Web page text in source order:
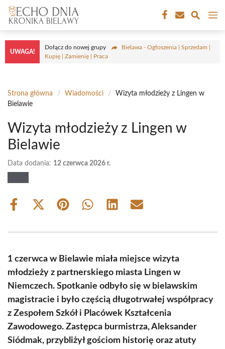
Przejdź
treści
UWAGA!
Dołącz do nowej grupy
Bielawa - Ogłoszenia | Sprzedam |
Kupię | Zamienię | Praca
Strona główna / Wiadomości /
Wizyta młodzieży z Lingen w
Bielawie
Wizyta młodzieży z Lingen w
Bielawie
Data dodania: 12 czerwca 2026 r.
Share
Share
(Twitter)
Share Share Share Share
1 czerwca w Bielawie miała miejsce wizyta
młodzieży z partnerskiego miasta Lingen w
Niemczech. Spotkanie odbyło się w bielawskim
magistracie i było częścią długotrwałej współpracy
z Zespołem Szkół i Placówek Kształcenia
Zawodowego. Zastępca burmistrza, Aleksander
Siódmak, przybliżył gościom historię oraz atuty